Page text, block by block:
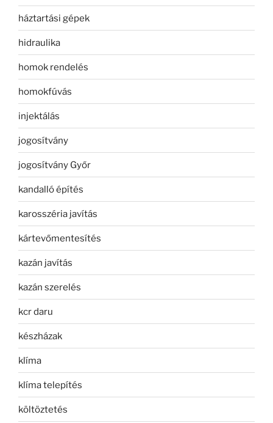
háztartási gépek
hidraulika
homok rendelés
homokfúvás
injektálás
jogosítvány
jogosítvány Győr
kandalló építés
karosszéria javítás
kártevőmentesítés
kazán javítás
kazán szerelés
kcr daru
készházak
klíma
klíma telepítés
költöztetés